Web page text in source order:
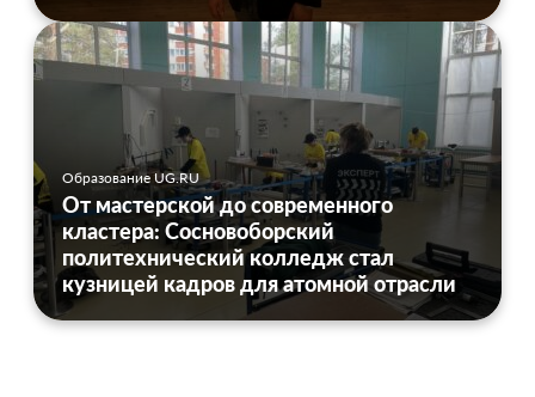
Образование UG.RU
От мастерской до современного
кластера: Сосновоборский
политехнический колледж стал
кузницей кадров для атомной отрасли